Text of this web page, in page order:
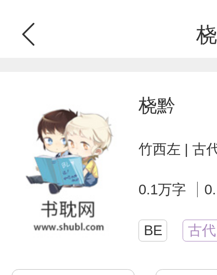
桡黔
竹西左 | 古
0.1万字
BE 古代